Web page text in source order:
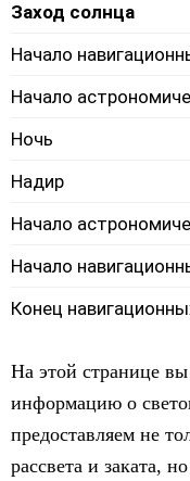
Заход солнца
Начало
Начало
Ночь
Надир
Начало
Начало
Конец
На этой странице
информацию о
предоставляем не
рассвета и заката,